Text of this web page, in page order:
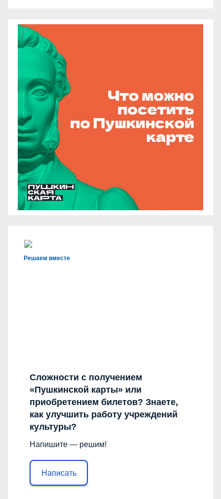
Решаем вместе
Сложности с получением
«Пушкинской карты» или
приобретением билетов? Знаете,
как улучшить работу учреждений
культуры?
Напишите — решим!
Написать